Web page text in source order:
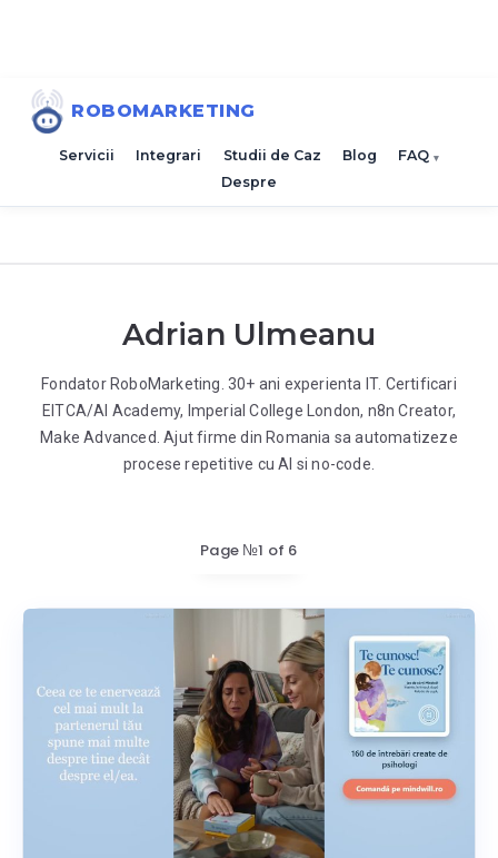
ROBOMARKETING
Servicii Integrari Studii de Caz Blog
FAQ
Despre
Adrian Ulmeanu
Fondator RoboMarketing. 30+ ani experienta IT. Certificari
EITCA/AI Academy, Imperial College London, n8n Creator,
Make Advanced. Ajut firme din Romania sa automatizeze
procese repetitive cu AI si no-code.
Page №1 of 6